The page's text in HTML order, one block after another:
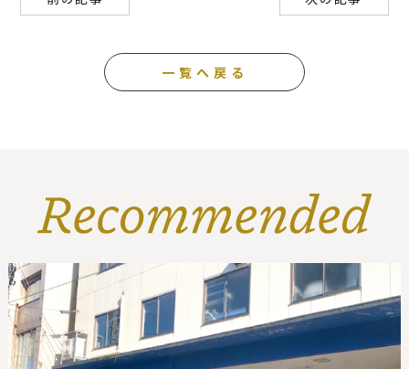
一覧へ戻る